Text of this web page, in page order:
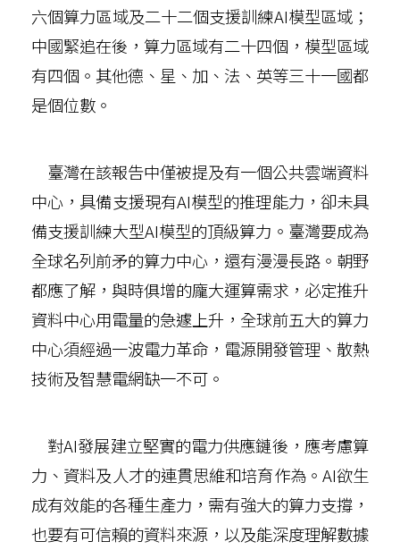
六個算力區域及二十二個支援訓練AI模型區域；
中國緊追在後，算力區域有二十四個，模型區域
有四個。其他德、星、加、法、英等三十一國都
是個位數。
臺灣在該報告中僅被提及有一個公共雲端資料
中心，具備支援現有AI模型的推理能力，卻未具
備支援訓練大型AI模型的頂級算力。臺灣要成為
全球名列前矛的算力中心，還有漫漫長路。朝野
都應了解，與時俱增的龐大運算需求，必定推升
資料中心用電量的急遽上升，全球前五大的算力
中心須經過一波電力革命，電源開發管理、散熱
技術及智慧電網缺一不可。
對AI發展建立堅實的電力供應鏈後，應考慮算
力、資料及人才的連貫思維和培育作為。AI欲生
成有效能的各種生產力，需有強大的算力支撐，
也要有可信賴的資料來源，以及能深度理解數據